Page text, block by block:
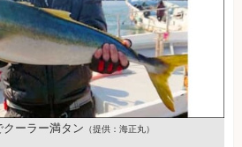
ーラー満タン （提供：海正丸）